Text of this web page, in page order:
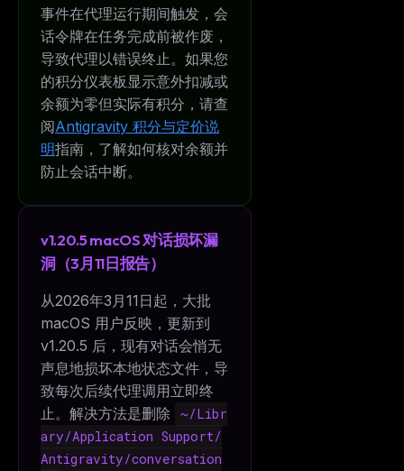
事件在代理运行期间触发，会
话令牌在任务完成前被作废，
导致代理以错误终止。如果您
的积分仪表板显示意外扣减或
余额为零但实际有积分，请查
阅Antigravity 积分与定价说
明指南，了解如何核对余额并
防止会话中断。
v1.20.5 macOS 对话损坏漏
洞（3月11日报告）
从2026年3月11日起，大批
macOS 用户反映，更新到
v1.20.5 后，现有对话会悄无
声息地损坏本地状态文件，导
致每次后续代理调用立即终
止。解决方法是删除
~/Libr
ary/Application Support/
Antigravity/conversation